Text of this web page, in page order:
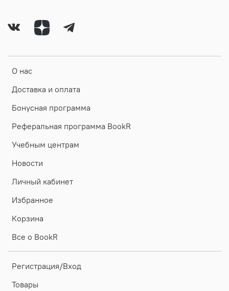
О нас
Доставка и оплата
Бонусная программа
Реферальная программа BookR
Учебным центрам
Новости
Личный кабинет
Избранное
Корзина
Все о BookR
Регистрация/Вход
Товары